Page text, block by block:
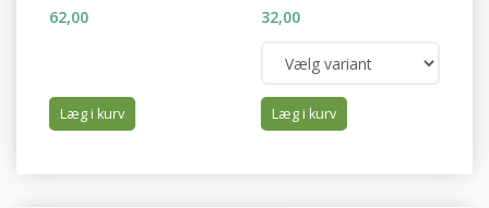
62,00
Læg i kurv
32,00
Læg i kurv